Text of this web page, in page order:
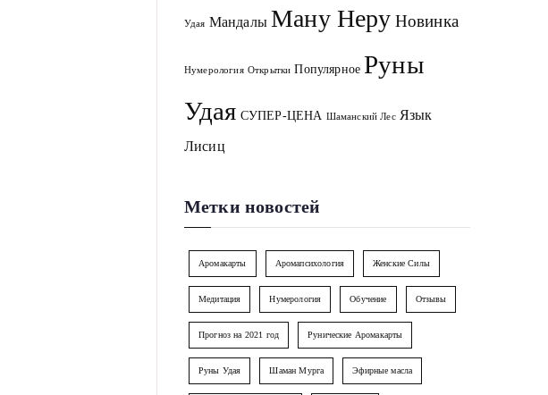
Удая Мандалы Ману Неру Новинка
Нумерология Открытки Популярное Руны
Удая СУПЕР-ЦЕНА Шаманский Лес Язык
Лисиц
Метки новостей
Аромакарты Аромапсихология Женские Силы
Медитация Нумерология Обучение Отзывы
Прогноз на 2021 год Рунические Аромакарты
Руны Удая Шаман Мурга Эфирные масла